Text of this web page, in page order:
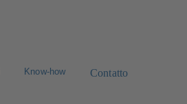
Know-how Contatto